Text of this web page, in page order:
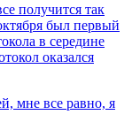
получится так
был первый
в середине
оказался
мне все равно, я